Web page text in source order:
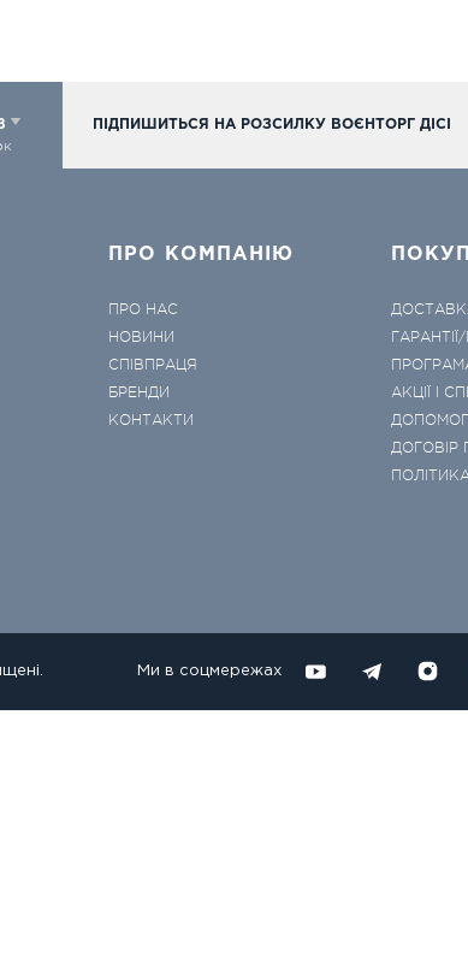
ПІДПИШИТЬСЯ НА РОЗСИЛКУ ВОЄНТОРГ ДІСІ
ПРО КОМПАНІЮ
ПРО НАС
НОВИНИ
СПІВПРАЦЯ
БРЕНДИ
КОНТАКТИ
АКЦІЇ І
ДОГОВІР
Ми в соцмережах